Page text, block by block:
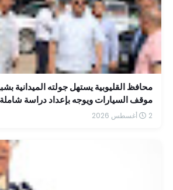
محافظ القليوبية يستهل جولته الميدانية
موقف السيارات ويوجه بإعداد دراسة
2 أغسطس 2026